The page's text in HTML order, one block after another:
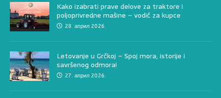
Kako izabrati prave delove za traktore i
poljoprivredne mašine – vodič za kupce
28. април 2026.
Letovanje u Grčkoj – Spoj mora, istorije i
savršenog odmora!
27. април 2026.